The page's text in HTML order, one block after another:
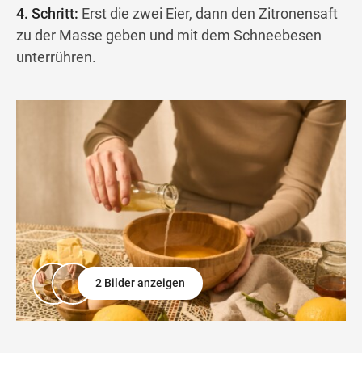
4. Schritt: Erst die zwei Eier, dann den Zitronensaft
zu der Masse geben und mit dem Schneebesen
unterrühren.
2 Bilder anzeigen